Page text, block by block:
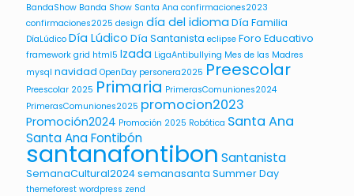
BandaShow Banda Show Santa Ana confirmaciones2023
confirmaciones2025 design día del idioma Día Familia
DíaLúdico Día Lúdico Día Santanista eclipse Foro Educativo
framework grid html5 Izada LigaAntibullying Mes de las Madres
mysql navidad OpenDay personera2025 Preescolar
Preescolar 2025 Primaria PrimerasComuniones2024
PrimerasComuniones2025 promocion2023
Promoción2024 Promoción 2025 Robótica Santa Ana
Santa Ana Fontibón
santanafontibon Santanista
SemanaCultural2024semanasanta Summer Day
themeforest wordpress zend